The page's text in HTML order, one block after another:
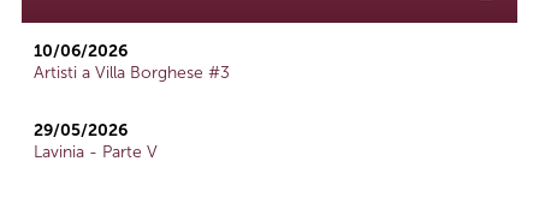
10/06/2026
Artisti a Villa Borghese #3
29/05/2026
Lavinia - Parte V